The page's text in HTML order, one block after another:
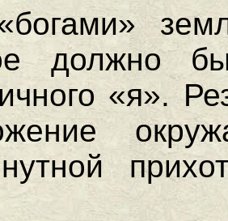
должно
«я».